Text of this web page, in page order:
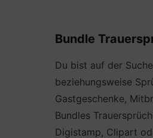
Bundle
Du bist auf der
beziehungsweise
Gastgeschenke,
Bundles
Digistamp, Clipart